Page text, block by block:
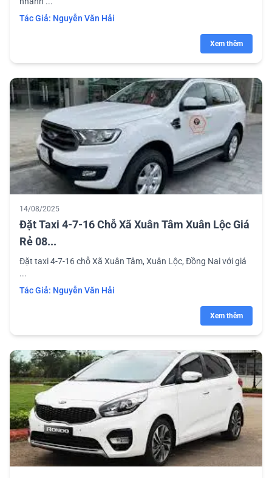
Tác Giả: Nguyễn Văn Hải
Xem thêm
14/08/2025
Đặt Taxi 4-7-16 Chỗ Xã Xuân Tâm Xuân Lộc Giá
Rẻ 08...
Đặt taxi 4-7-16 chỗ Xã Xuân Tâm, Xuân Lộc, Đồng Nai với giá
...
Tác Giả: Nguyễn Văn Hải
Xem thêm